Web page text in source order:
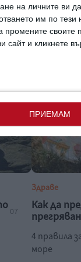
на личните ви
им по тези
своите
сайт и кликнете
ПРИЕМАМ
в
Актьорът
запознали
07 август
07
Здраве
Как да
4 правила
море